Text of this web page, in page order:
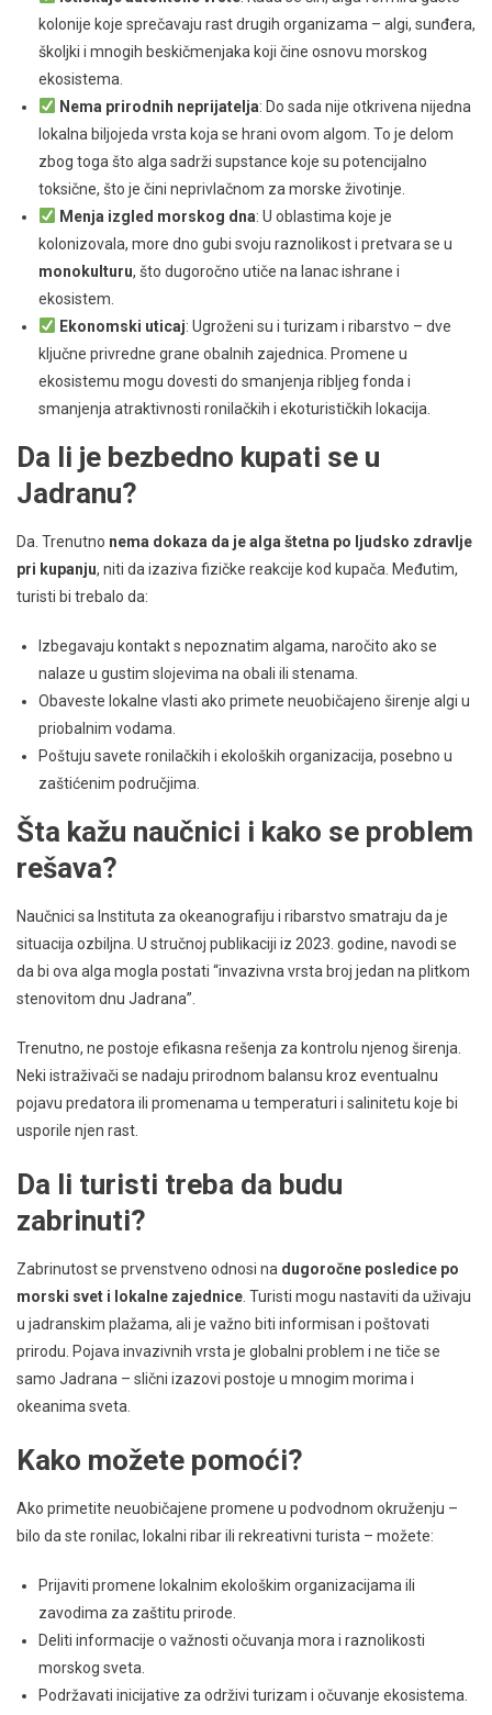
kolonije koje sprečavaju rast drugih organizama – algi, sunđera,
školjki i mnogih beskičmenjaka koji čine osnovu morskog
ekosistema.
Nema prirodnih neprijatelja: Do sada nije otkrivena nijedna
lokalna biljojeda vrsta koja se hrani ovom algom. To je delom
zbog toga što alga sadrži supstance koje su potencijalno
toksične, što je čini neprivlačnom za morske životinje.
Menja izgled morskog dna: U oblastima koje je
kolonizovala, more dno gubi svoju raznolikost i pretvara se u
monokulturu, što dugoročno utiče na lanac ishrane i
ekosistem.
Ekonomski uticaj: Ugroženi su i turizam i ribarstvo – dve
ključne privredne grane obalnih zajednica. Promene u
ekosistemu mogu dovesti do smanjenja ribljeg fonda i
smanjenja atraktivnosti ronilačkih i ekoturističkih lokacija.
Da li je bezbedno kupati se u
Jadranu?
Da. Trenutno nema dokaza da je alga štetna po ljudsko zdravlje
pri kupanju, niti da izaziva fizičke reakcije kod kupača. Međutim,
turisti bi trebalo da:
Izbegavaju kontakt s nepoznatim algama, naročito ako se
nalaze u gustim slojevima na obali ili stenama.
Obaveste lokalne vlasti ako primete neuobičajeno širenje algi u
priobalnim vodama.
Poštuju savete ronilačkih i ekoloških organizacija, posebno u
zaštićenim područjima.
Šta kažu naučnici i kako se problem
rešava?
Naučnici sa Instituta za okeanografiju i ribarstvo smatraju da je
situacija ozbiljna. U stručnoj publikaciji iz 2023. godine, navodi se
da bi ova alga mogla postati “invazivna vrsta broj jedan na plitkom
stenovitom dnu Jadrana”.
Trenutno, ne postoje efikasna rešenja za kontrolu njenog širenja.
Neki istraživači se nadaju prirodnom balansu kroz eventualnu
pojavu predatora ili promenama u temperaturi i salinitetu koje bi
usporile njen rast.
Da li turisti treba da budu
zabrinuti?
Zabrinutost se prvenstveno odnosi na dugoročne posledice po
morski svet i lokalne zajednice . Turisti mogu nastaviti da uživaju
u jadranskim plažama, ali je važno biti informisan i poštovati
prirodu. Pojava invazivnih vrsta je globalni problem i ne tiče se
samo Jadrana – slični izazovi postoje u mnogim morima i
okeanima sveta.
Kako možete pomoći?
Ako primetite neuobičajene promene u podvodnom okruženju –
bilo da ste ronilac, lokalni ribar ili rekreativni turista – možete:
Prijaviti promene lokalnim ekološkim organizacijama ili
zavodima za zaštitu prirode.
Deliti informacije o važnosti očuvanja mora i raznolikosti
morskog sveta.
Podržavati inicijative za održivi turizam i očuvanje ekosistema.